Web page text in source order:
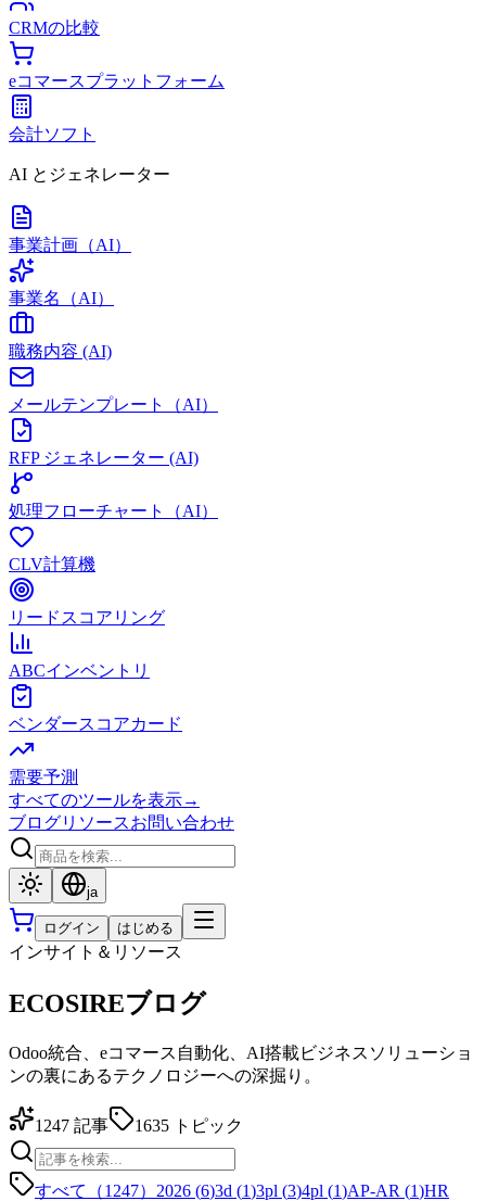
CRMの比較
eコマースプラットフォーム
会計ソフト
AI とジェネレーター
事業計画（AI）
事業名（AI）
職務内容 (AI)
メールテンプレート（AI）
RFP ジェネレーター (AI)
処理フローチャート（AI）
CLV計算機
リードスコアリング
ABCインベントリ
ベンダースコアカード
需要予測
すべてのツールを表示→
ブログリソースお問い合わせ
ja
ログイン はじめる
インサイト＆リソース
ECOSIREブログ
Odoo統合、eコマース自動化、AI搭載ビジネスソリューショ
ンの裏にあるテクノロジーへの深掘り。
1247 記事 1635 トピック
すべて（1247） 2026 (6)3d (1)3pl (3)4pl (1)AP-AR (1)HR